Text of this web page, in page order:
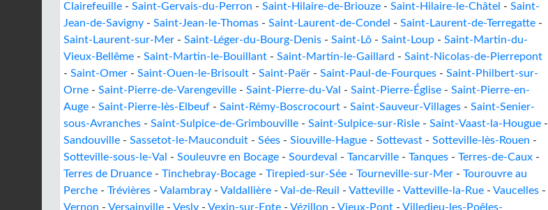
Clairefeuille - Saint-Gervais-du-Perron - Saint-Hilaire-de-Briouze - Saint-Hilaire-le-Châtel - Saint-
Jean-de-Savigny - Saint-Jean-le-Thomas - Saint-Laurent-de-Condel - Saint-Laurent-de-Terregatte -
Saint-Laurent-sur-Mer - Saint-Léger-du-Bourg-Denis - Saint-Lô - Saint-Loup - Saint-Martin-du-
Vieux-Bellême - Saint-Martin-le-Bouillant - Saint-Martin-le-Gaillard - Saint-Nicolas-de-Pierrepont
- Saint-Omer - Saint-Ouen-le-Brisoult - Saint-Paër - Saint-Paul-de-Fourques - Saint-Philbert-sur-
Orne - Saint-Pierre-de-Varengeville - Saint-Pierre-du-Val - Saint-Pierre-Église - Saint-Pierre-en-
Auge - Saint-Pierre-lès-Elbeuf - Saint-Rémy-Boscrocourt - Saint-Sauveur-Villages - Saint-Senier-
sous-Avranches - Saint-Sulpice-de-Grimbouville - Saint-Sulpice-sur-Risle - Saint-Vaast-la-Hougue -
Sandouville - Sassetot-le-Mauconduit - Sées - Siouville-Hague - Sottevast - Sotteville-lès-Rouen -
Sotteville-sous-le-Val
- Souleuvre en Bocage - Sourdeval - Tancarville - Tanques - Terres-de-Caux -
Terres de Druance - Tinchebray-Bocage - Tirepied-sur-Sée - Tourneville-sur-Mer - Tourouvre au
Perche - Trévières - Valambray - Valdallière - Val-de-Reuil - Vatteville - Vatteville-la-Rue - Vaucelles -
Vernon - Versainville - Vesly - Vexin-sur-Epte - Vézillon - Vieux-Pont - Villedieu-les-Poêles-